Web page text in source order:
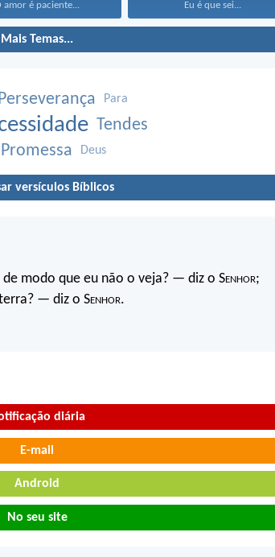
amor é paciente... Eu é que sei...
Mais Temas...
Para
Tendes
Promessa Deus
versículos Bíblicos
modo que eu não o veja? — diz o Senhor;
— diz o Senhor.
diária
E-mail
Android
No seu site